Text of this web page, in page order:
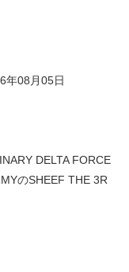
年08月05日
DELTA FORCE
のSHEEF THE 3R